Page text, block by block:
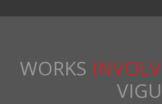
WORKS